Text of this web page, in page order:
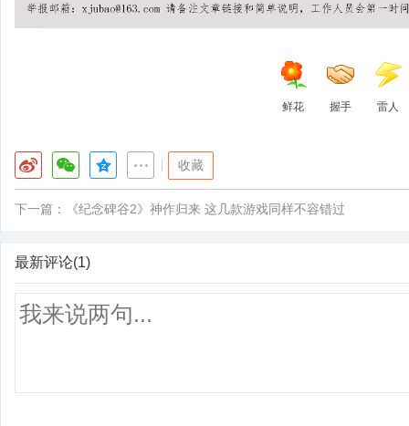
鲜花 握手 雷人
收藏
下一篇： 《纪念碑谷2》神作归来 这几款游戏同样不容错过
最新评论(1)